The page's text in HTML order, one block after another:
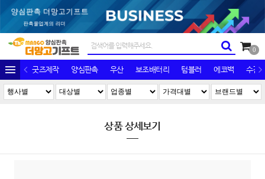
0
굿즈제작 양심판촉 우산 보조배터리 텀블러 에코백 수건/
상품 상세보기